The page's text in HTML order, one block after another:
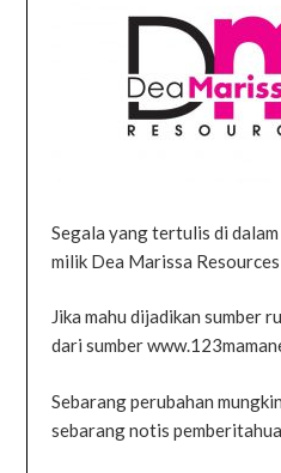
Segala yang tertulis di
milik Dea Marissa
Jika mahu dijadikan sumber
dari sumber
Sebarang perubahan
sebarang notis